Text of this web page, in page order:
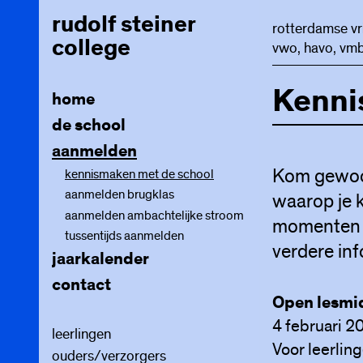
rudolf steiner
college
home
de school
schoolgids
onderwijs
vrijeschoolpedagogiek
ontwikkelingsfasen
leerplannen
onderwijsprogramma
periodeonderwijs
basisvaardigheden
jaarfeesten
schoolreizen
eindpresentatie
inrichting van het onderwijs
leerwegen
tweejarige brugklas
huiswerk
organisatie
samen verantwoordelijk
mentoren
decanen
locaties
meepraten
begeleiding en ondersteuning
begeleiding
ondersteuningsteam
extra begeleiding
hoogbegaafdheid
passen
veiligheid en welzijn
documenten
anti-pestbeleid
meldcode en sisa
voorlichting
aanmelden
kennismaken met de school
aanmelden brugklas
aanmeldformulier
voorbeelden voorkeurslijsten
aanmelden ambachtelijke stroom
tussentijds aanmelden
jaarkalender
contact
leerlingen
dagelijks gebruik
ouders/verzorgers
rotterdamse
vwo, havo,
Kom
waarop je
verdere
Open
4 februari
Voor